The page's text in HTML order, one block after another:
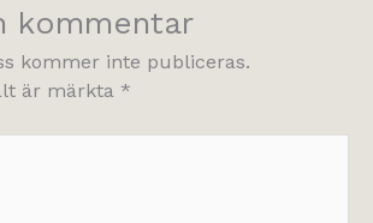
kommentar
kommer inte publiceras.
är märkta *